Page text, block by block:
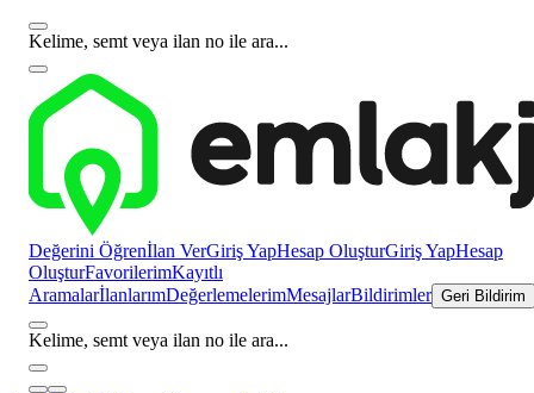
Kelime, semt veya ilan no ile ara...
Değerini Öğrenİlan VerGiriş YapHesap OluşturGiriş YapHesap
OluşturFavorilerimKayıtlı
AramalarİlanlarımDeğerlemelerimMesajlarBildirimler Geri Bildirim
Kelime, semt veya ilan no ile ara...